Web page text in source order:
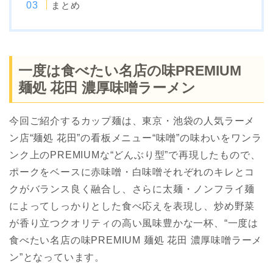
まとめ
一度は食べたい名店の味PREMIUM
麺処 花田 濃厚味噌ラーメン
今回ご紹介するカップ麺は、東京・池袋の人気ラーメ
ン店“麺処 花田”の看板メニュー“味噌”の味わいをワンラ
ンク上のPREMIUMな“どんぶり型”で再現したもので、
ポークをベースに赤味噌・白味噌それぞれのキレとコ
クがバランス良く融合し、さらに太麺・ノンフライ麺
によってしっかりとした食べ応えを表現し、炒め野菜
が香り立つクオリティの高い風味豊かな一杯、“一度は
食べたい名店の味PREMIUM 麺処 花田 濃厚味噌ラーメ
ン”となっています。